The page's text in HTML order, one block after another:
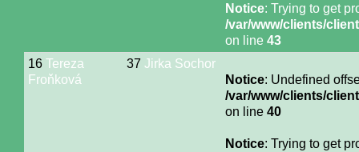
Notice: Trying to get
/var/www/clients/
on line 43
16 Tereza
Froňková
37 Jirka Sochor
Notice: Undefined
/var/www/clients/
on line 40
Notice: Trying to get